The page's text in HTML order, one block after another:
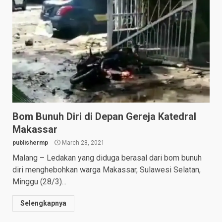
Bom Bunuh Diri di Depan Gereja Katedral
Makassar
publishermp March 28, 2021
Malang – Ledakan yang diduga berasal dari bom bunuh
diri menghebohkan warga Makassar, Sulawesi Selatan,
Minggu (28/3)...
Selengkapnya